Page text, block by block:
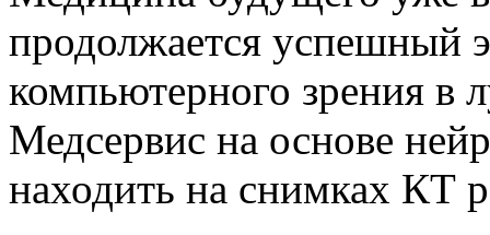
продолжается успешный
компьютерного зрения в
Медсервис на основе
находить на снимках КТ